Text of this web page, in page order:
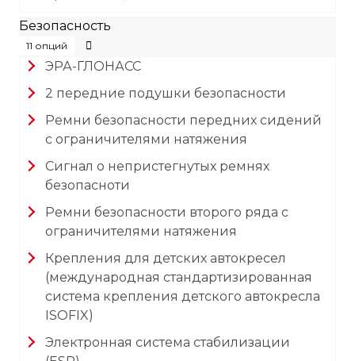
Безопасность
11 опций
ЭРА-ГЛОНАСС
2 передние подушки безопасности
Ремни безопасности передних сидений
с ограничителями натяжения
Сигнал о непристегнутых ремнях
безопасноти
Ремни безопасности второго ряда с
ограничителями натяжения
Крепления для детских автокресел
(международная стандартизированная
система крепления детского автокресла
ISOFIX)
Электронная система стабилизации